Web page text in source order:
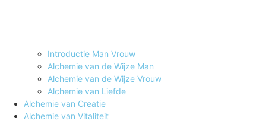
Introductie Man Vrouw
Alchemie van de Wijze Man
Alchemie van de Wijze Vrouw
Alchemie van Liefde
Alchemie van Creatie
Alchemie van Vitaliteit